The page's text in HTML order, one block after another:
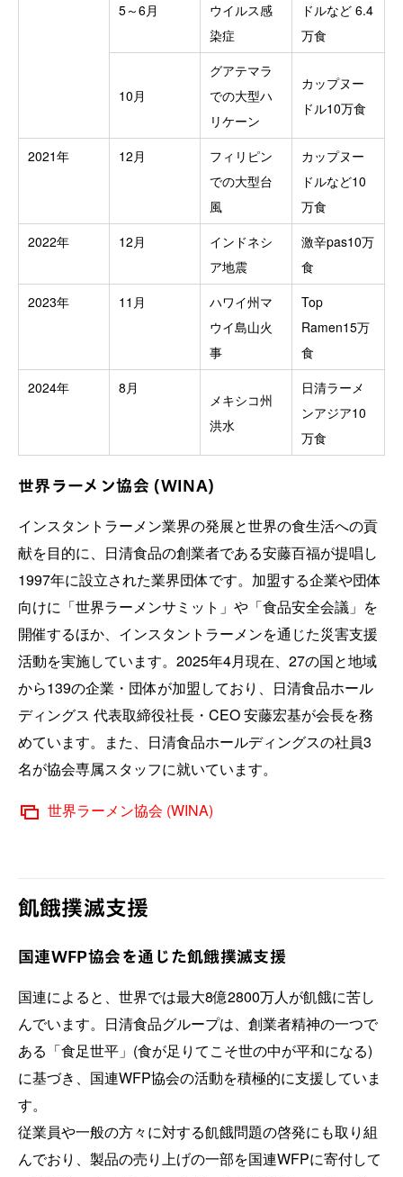
5～6月
ウイルス感
染症
ドルなど 6.4
万食
10月
グアテマラ
での大型ハ
リケーン
カップヌー
ドル10万食
2021年 12月
フィリピン
での大型台
風
カップヌー
ドルなど10
万食
2022年
12月
インドネシ
ア地震
激辛pas10万
食
2023年
11月
ハワイ州マ
ウイ島山火
事
Top
Ramen15万
食
2024年
8月
メキシコ州
洪水
日清ラーメ
ンアジア10
万食
世界ラーメン協会 (WINA)
インスタントラーメン業界の発展と世界の食生活への貢
献を目的に、日清食品の創業者である安藤百福が提唱し
1997年に設立された業界団体です。加盟する企業や団体
向けに「世界ラーメンサミット」や「食品安全会議」を
開催するほか、インスタントラーメンを通じた災害支援
活動を実施しています。2025年4月現在、27の国と地域
から139の企業・団体が加盟しており、日清食品ホール
ディングス 代表取締役社長・CEO 安藤宏基が会長を務
めています。また、日清食品ホールディングスの社員3
名が協会専属スタッフに就いています。
世界ラーメン協会 (WINA)
飢餓撲滅支援
国連WFP協会を通じた飢餓撲滅支援
国連によると、世界では最大8億2800万人が飢餓に苦し
んでいます。日清食品グループは、創業者精神の一つで
ある「食足世平」(食が足りてこそ世の中が平和になる)
に基づき、国連WFP協会の活動を積極的に支援していま
す。
従業員や一般の方々に対する飢餓問題の啓発にも取り組
んでおり、製品の売り上げの一部を国連WFPに寄付して